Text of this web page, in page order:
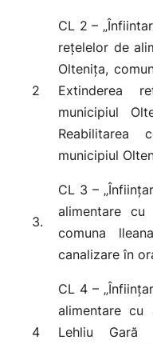
2
CL 2 –
rețelelor de
Oltenița,
Extinderea
municipiul
Reabilitarea
municipiul
3.
CL 3 –
alimentare
comuna
canalizare în
4
CL 4 –
alimentare cu
Lehliu Gară